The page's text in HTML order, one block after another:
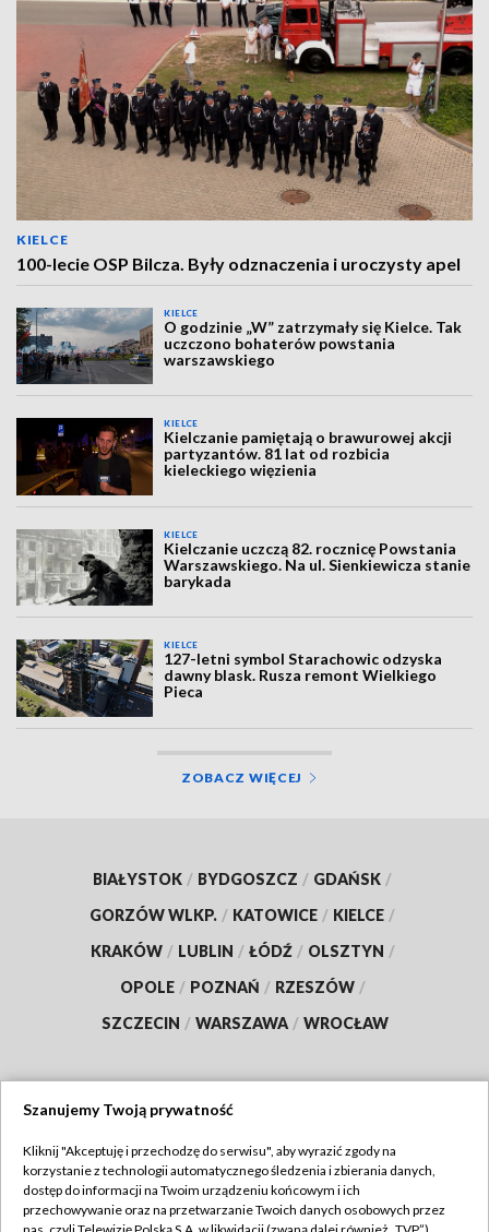
KIELCE
100-lecie OSP Bilcza. Były odznaczenia i uroczysty apel
KIELCE
O godzinie „W” zatrzymały się Kielce. Tak
uczczono bohaterów powstania
warszawskiego
KIELCE
Kielczanie pamiętają o brawurowej akcji
partyzantów. 81 lat od rozbicia
kieleckiego więzienia
KIELCE
Kielczanie uczczą 82. rocznicę Powstania
Warszawskiego. Na ul. Sienkiewicza stanie
barykada
KIELCE
127-letni symbol Starachowic odzyska
dawny blask. Rusza remont Wielkiego
Pieca
ZOBACZ WIĘCEJ
BIAŁYSTOK / BYDGOSZCZ / GDAŃSK /
GORZÓW WLKP. / KATOWICE / KIELCE /
KRAKÓW / LUBLIN / ŁÓDŹ / OLSZTYN /
OPOLE / POZNAŃ / RZESZÓW /
SZCZECIN / WARSZAWA / WROCŁAW
TVP
Abonament TVP
Regulamin TVP
Szanujemy Twoją prywatność
Kliknij "Akceptuję i przechodzę do serwisu", aby wyrazić zgody na
korzystanie z technologii automatycznego śledzenia i zbierania danych,
dostęp do informacji na Twoim urządzeniu końcowym i ich
przechowywanie oraz na przetwarzanie Twoich danych osobowych przez